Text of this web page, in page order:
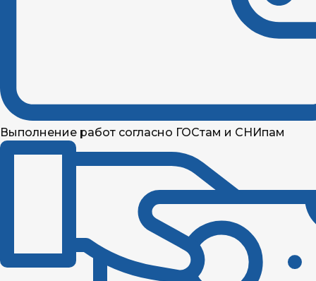
Выполнение работ согласно ГОСтам и СНИпам